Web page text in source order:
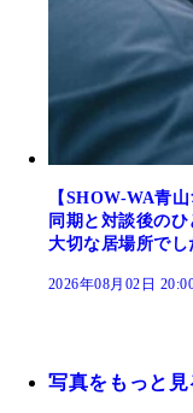
【SHOW-WA青
同期と対談後の
大切な居場所でし
2026年08月02日
写真をもっと見